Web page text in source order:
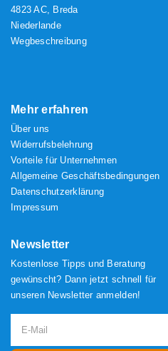
4823 AC, Breda
Niederlande
Wegbeschreibung
Mehr erfahren
Über uns
Widerrufsbelehrung
Vorteile für Unternehmen
Allgemeine Geschäftsbedingungen
Datenschutzerklärung
Impressum
Newsletter
Kostenlose Tipps und Beratung
gewünscht? Dann jetzt schnell für
unseren Newsletter anmelden!